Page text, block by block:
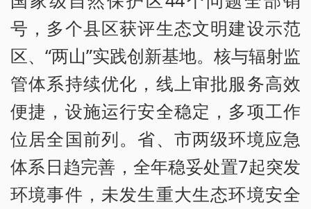
号，多个县区获评生态文明建设示范
区、“两山”实践创新基地。核与辐射监
管体系持续优化，线上审批服务高效
便捷，设施运行安全稳定，多项工作
位居全国前列。省、市两级环境应急
体系日趋完善，全年稳妥处置7起突发
环境事件，未发生重大生态环境安全